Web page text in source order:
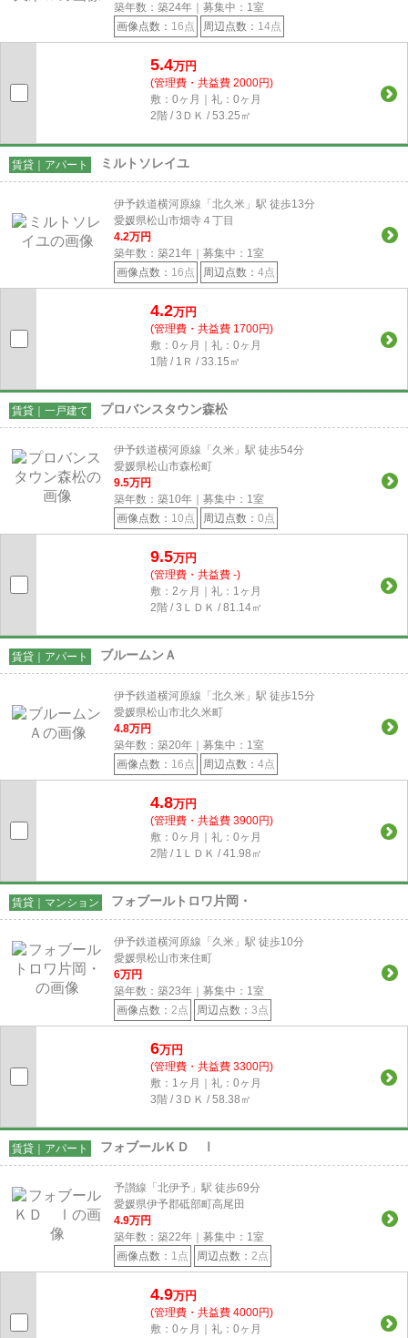
築年数：築24年｜募集中： 1室
画像点数： 16点 周辺点数： 14点
5.4万円
(管理費・共益費 2000円)
敷：0ヶ月｜礼：0ヶ月
2階 / 3ＤＫ / 53.25㎡
賃貸｜アパート ミルトソレイユ
伊予鉄道横河原線「北久米」駅 徒歩13分
愛媛県松山市畑寺４丁目
4.2万円
築年数：築21年｜募集中： 1室
画像点数： 16点 周辺点数： 4点
4.2万円
(管理費・共益費 1700円)
敷：0ヶ月｜礼：0ヶ月
1階 / 1Ｒ / 33.15㎡
賃貸｜一戸建て プロバンスタウン森松
伊予鉄道横河原線「久米」駅 徒歩54分
愛媛県松山市森松町
9.5万円
築年数：築10年｜募集中： 1室
画像点数： 10点 周辺点数： 0点
9.5万円
(管理費・共益費 -)
敷：2ヶ月｜礼：1ヶ月
2階 / 3ＬＤＫ / 81.14㎡
賃貸｜アパート ブルームンＡ
伊予鉄道横河原線「北久米」駅 徒歩15分
愛媛県松山市北久米町
4.8万円
築年数：築20年｜募集中： 1室
画像点数： 16点 周辺点数： 4点
4.8万円
(管理費・共益費 3900円)
敷：0ヶ月｜礼：0ヶ月
2階 / 1ＬＤＫ / 41.98㎡
賃貸｜マンション フォブールトロワ片岡・
伊予鉄道横河原線「久米」駅 徒歩10分
愛媛県松山市来住町
6万円
築年数：築23年｜募集中： 1室
画像点数： 2点 周辺点数： 3点
6万円
(管理費・共益費 3300円)
敷：1ヶ月｜礼：0ヶ月
3階 / 3ＤＫ / 58.38㎡
賃貸｜アパート フォブールＫＤ Ⅰ
予讃線「北伊予」駅 徒歩69分
愛媛県伊予郡砥部町高尾田
4.9万円
築年数：築22年｜募集中： 1室
画像点数： 1点 周辺点数： 2点
4.9万円
(管理費・共益費 4000円)
敷：0ヶ月｜礼：0ヶ月